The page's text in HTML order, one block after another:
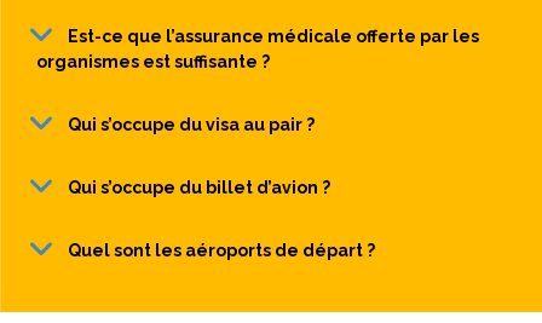
Est-ce que l’assurance médicale offerte par les
organismes est suffisante ?
Qui s’occupe du visa au pair ?
Qui s’occupe du billet d’avion ?
Quel sont les aéroports de départ ?